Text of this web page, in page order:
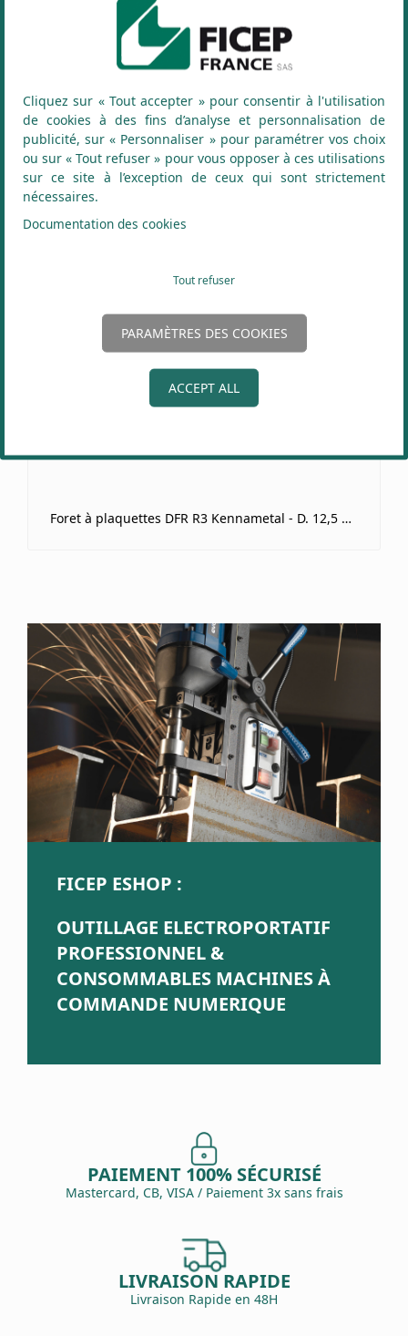
Cliquez sur « Tout accepter » pour consentir à l'utilisation
de cookies à des fins d’analyse et personnalisation de
publicité, sur « Personnaliser » pour paramétrer vos choix
ou sur « Tout refuser » pour vous opposer à ces utilisations
sur ce site à l’exception de ceux qui sont strictement
nécessaires.
Documentation des cookies
PARAMÈTRES DES COOKIES
Tout refuser
ACCEPT ALL
Plaquette carbure DFR nuance KC7140 - D. 20,5 à 24
23,34
TTC
19,45 HT) +
Foret à plaquettes DFR R3 Kennametal - D. 12,5 à 24
FICEP ESHOP :
OUTILLAGE ELECTROPORTATIF
PROFESSIONNEL &
CONSOMMABLES MACHINES À
COMMANDE NUMERIQUE
PAIEMENT 100% SÉCURISÉ
Mastercard, CB, VISA / Paiement 3x sans frais
LIVRAISON RAPIDE
Livraison Rapide en 48H